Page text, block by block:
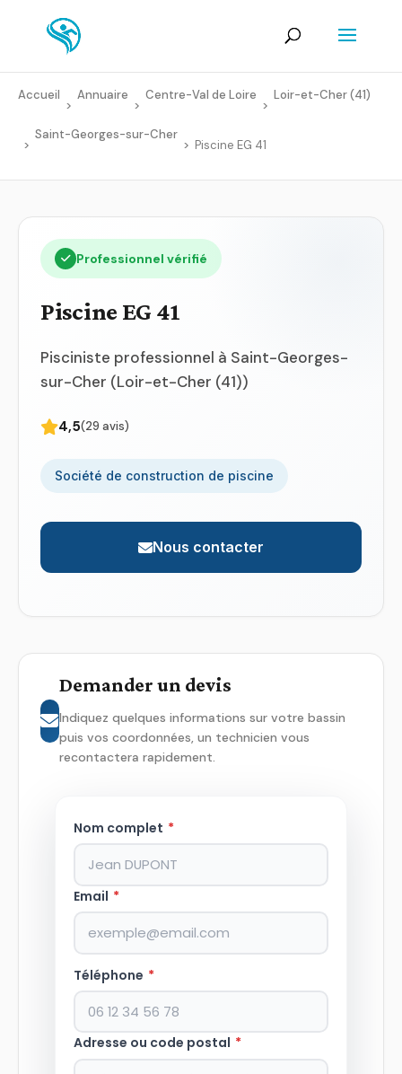
Accueil
>
Annuaire
>
Centre-Val de Loire
>
Loir-et-Cher (41)
>
Saint-Georges-sur-Cher
> Piscine EG 41
Professionnel vérifié
Piscine EG 41
Pisciniste professionnel à Saint-Georges-
sur-Cher (Loir-et-Cher (41))
4,5(29 avis)
Société de construction de piscine
Nous contacter
Demander un devis
Indiquez quelques informations sur votre bassin
puis vos coordonnées, un technicien vous
recontactera rapidement.
Nom complet *
Email *
Téléphone *
Adresse ou code postal *